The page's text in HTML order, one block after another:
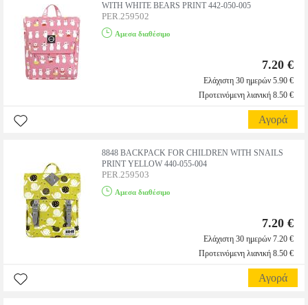
WITH WHITE BEARS PRINT 442-050-005
PER.259502
Αμεσα διαθέσιμο
7.20 €
Ελάχιστη 30 ημερών 5.90 €
Προτεινόμενη λιανική 8.50 €
Αγορά
8848 BACKPACK FOR CHILDREN WITH SNAILS
PRINT YELLOW 440-055-004
PER.259503
Αμεσα διαθέσιμο
7.20 €
Ελάχιστη 30 ημερών 7.20 €
Προτεινόμενη λιανική 8.50 €
Αγορά